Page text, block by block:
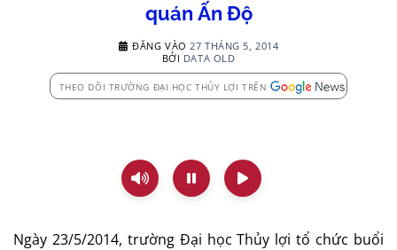
quán Ấn Độ
ĐĂNG VÀO 27 THÁNG 5, 2014
BỞI DATA OLD
THEO DÕI TRƯỜNG ĐẠI HỌC THỦY LỢI TRÊN
Ngày 23/5/2014, trường Đại học Thủy lợi tổ chức buổi